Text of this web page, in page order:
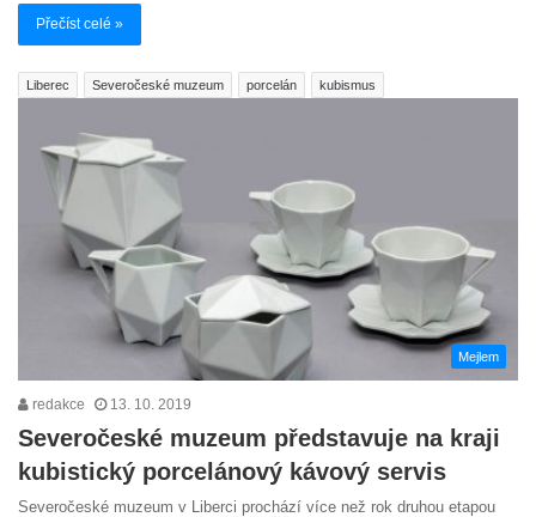
Přečíst celé »
Liberec Severočeské muzeum porcelán kubismus
Mejlem
redakce 13. 10. 2019
Severočeské muzeum představuje na kraji
kubistický porcelánový kávový servis
Severočeské muzeum v Liberci prochází více než rok druhou etapou